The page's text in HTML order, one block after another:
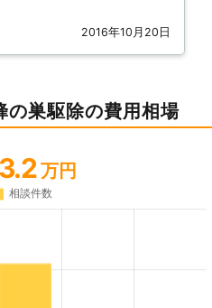
2016年10月20日
の巣駆除の費用相場
3.2 万円